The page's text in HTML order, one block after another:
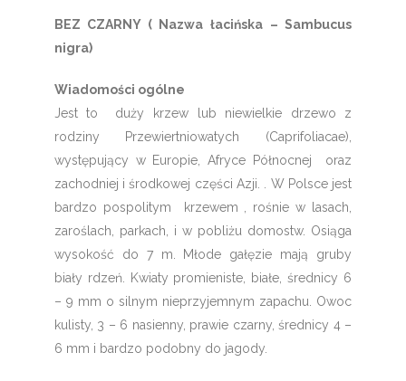
BEZ CZARNY ( Nazwa łacińska – Sambucus
nigra)
Wiadomości ogólne
Jest to duży krzew lub niewielkie drzewo z
rodziny Przewiertniowatych (Caprifoliacae),
występujący w Europie, Afryce Północnej oraz
zachodniej i środkowej części Azji. . W Polsce jest
bardzo pospolitym krzewem , rośnie w lasach,
zaroślach, parkach, i w pobliżu domostw. Osiąga
wysokość do 7 m. Młode gałęzie mają gruby
biały rdzeń. Kwiaty promieniste, białe, średnicy 6
– 9 mm o silnym nieprzyjemnym zapachu. Owoc
kulisty, 3 – 6 nasienny, prawie czarny, średnicy 4 –
6 mm i bardzo podobny do jagody.